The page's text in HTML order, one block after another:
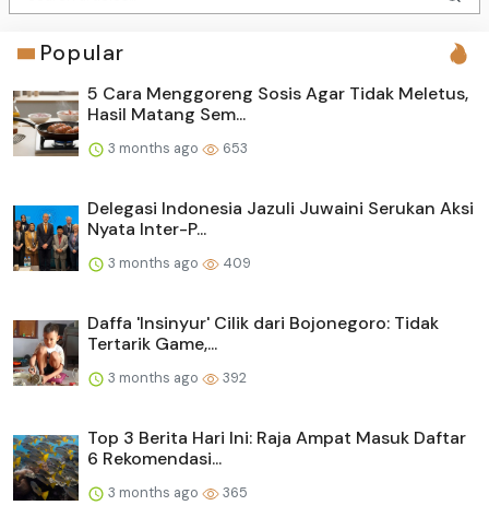
Popular
5 Cara Menggoreng Sosis Agar Tidak Meletus,
Hasil Matang Sem...
3 months ago 653
Delegasi Indonesia Jazuli Juwaini Serukan Aksi
Nyata Inter-P...
3 months ago 409
Daffa 'Insinyur' Cilik dari Bojonegoro: Tidak
Tertarik Game,...
3 months ago 392
Top 3 Berita Hari Ini: Raja Ampat Masuk Daftar
6 Rekomendasi...
3 months ago 365